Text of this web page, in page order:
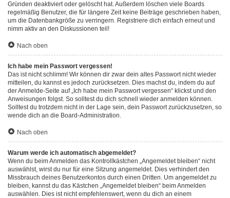
Gründen deaktiviert oder gelöscht hat. Außerdem löschen viele Boards
regelmäßig Benutzer, die für längere Zeit keine Beiträge geschrieben haben,
um die Datenbankgröße zu verringern. Registriere dich einfach erneut und
nimm aktiv an den Diskussionen teil!
Nach oben
Ich habe mein Passwort vergessen!
Das ist nicht schlimm! Wir können dir zwar dein altes Passwort nicht wieder
mitteilen, du kannst es jedoch zurücksetzen. Dies machst du, indem du auf
der Anmelde-Seite auf „Ich habe mein Passwort vergessen“ klickst und den
Anweisungen folgst. So solltest du dich schnell wieder anmelden können.
Solltest du trotzdem nicht in der Lage sein, dein Passwort zurückzusetzen, so
wende dich an die Board-Administration.
Nach oben
Warum werde ich automatisch abgemeldet?
Wenn du beim Anmelden das Kontrollkästchen „Angemeldet bleiben“ nicht
auswählst, wirst du nur für eine Sitzung angemeldet. Dies verhindert den
Missbrauch deines Benutzerkontos durch einen Dritten. Um angemeldet zu
bleiben, kannst du das Kästchen „Angemeldet bleiben“ beim Anmelden
auswählen. Dies ist nicht empfehlenswert, wenn du dich an einem